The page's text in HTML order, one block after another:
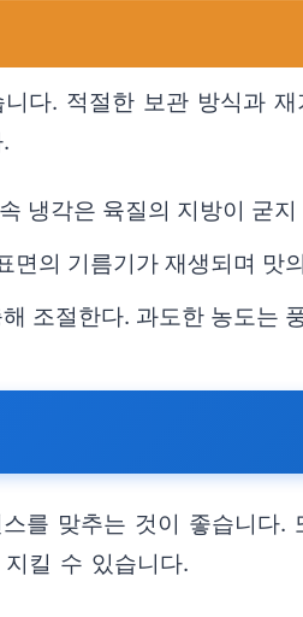
다. 적절한 보관 방식과
냉각은 육질의 지방이 굳
의 기름기가 재생되며 맛
조절한다. 과도한 농도는
를 맞추는 것이 좋습니다.
킬 수 있습니다.